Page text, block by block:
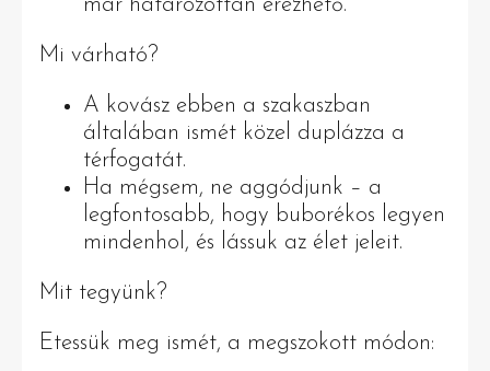
Mi várható?
A kovász ebben a szakaszban
általában ismét közel duplázza a
térfogatát.
Ha mégsem, ne aggódjunk – a
legfontosabb, hogy buborékos legyen
mindenhol, és lássuk az élet jeleit.
Mit tegyünk?
Etessük meg ismét, a megszokott módon: